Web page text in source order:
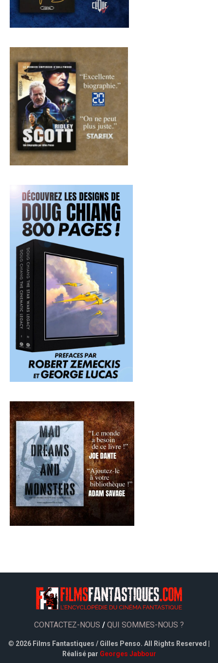
CONTACTEZ-NOUS / QUI SOMMES-NOUS ?
© 2026 Films Fantastiques / Gilles Penso. All Rights Reserved |
Réalisé par Georges Jabbour